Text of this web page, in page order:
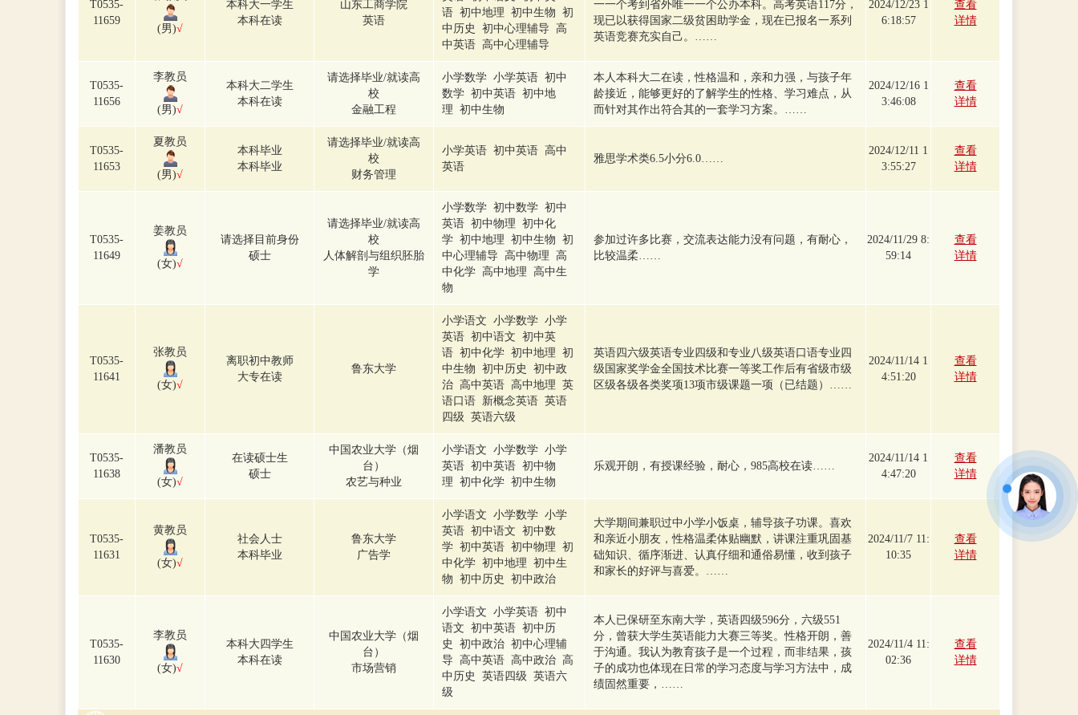
T0535-
11659
(男)√
本科大一学生
本科在读
山东工商学院
英语
语 初中地理 初中生物 初
中历史 初中心理辅导 高
中英语 高中心理辅导
一一个考到省外唯一一个公办本科。高考英语117分，
现已以获得国家二级贫困助学金，现在已报名一系列
英语竞赛充实自己。……
2024/12/23 1
6:18:57
查看
详情
T0535-
11656
李教员
(男)√
本科大二学生
本科在读
请选择毕业/就读高
校
金融工程
小学数学 小学英语 初中
数学 初中英语 初中地
理 初中生物
本人本科大二在读，性格温和，亲和力强，与孩子年
龄接近，能够更好的了解学生的性格、学习难点，从
而针对其作出符合其的一套学习方案。……
2024/12/16 1
3:46:08
查看
详情
T0535-
11653
夏教员
(男)√
本科毕业
本科毕业
请选择毕业/就读高
校
财务管理
小学英语 初中英语 高中
英语
雅思学术类6.5小分6.0……
2024/12/11 1
3:55:27
查看
详情
T0535-
11649
姜教员
(女)√
请选择目前身份
硕士
请选择毕业/就读高
校
人体解剖与组织胚胎
学
小学数学 初中数学 初中
英语 初中物理 初中化
学 初中地理 初中生物 初
中心理辅导 高中物理 高
中化学 高中地理 高中生
物
参加过许多比赛，交流表达能力没有问题，有耐心，
比较温柔……
2024/11/29 8:
59:14
查看
详情
T0535-
11641
张教员
(女)√
离职初中教师
大专在读
鲁东大学
小学语文 小学数学 小学
英语 初中语文 初中英
语 初中化学 初中地理 初
中生物 初中历史 初中政
治 高中英语 高中地理 英
语口语 新概念英语 英语
四级 英语六级
英语四六级英语专业四级和专业八级英语口语专业四
级国家奖学金全国技术比赛一等奖工作后有省级市级
区级各级各类奖项13项市级课题一项（已结题）……
2024/11/14 1
4:51:20
查看
详情
T0535-
11638
潘教员
(女)√
在读硕士生
硕士
中国农业大学（烟
台）
农艺与种业
小学语文 小学数学 小学
英语 初中英语 初中物
理 初中化学 初中生物
乐观开朗，有授课经验，耐心，985高校在读……
2024/11/14 1
4:47:20
查看
详情
T0535-
11631
黄教员
(女)√
社会人士
本科毕业
鲁东大学
广告学
小学语文 小学数学 小学
英语 初中语文 初中数
学 初中英语 初中物理 初
中化学 初中地理 初中生
物 初中历史 初中政治
大学期间兼职过中小学小饭桌，辅导孩子功课。喜欢
和亲近小朋友，性格温柔体贴幽默，讲课注重巩固基
础知识、循序渐进、认真仔细和通俗易懂，收到孩子
和家长的好评与喜爱。……
2024/11/7 11:
10:35
查看
详情
T0535-
11630
李教员
(女)√
本科大四学生
本科在读
中国农业大学（烟
台）
市场营销
小学语文 小学英语 初中
语文 初中英语 初中历
史 初中政治 初中心理辅
导 高中英语 高中政治 高
中历史 英语四级 英语六
级
本人已保研至东南大学，英语四级596分，六级551
分，曾获大学生英语能力大赛三等奖。性格开朗，善
于沟通。我认为教育孩子是一个过程，而非结果，孩
子的成功也体现在日常的学习态度与学习方法中，成
绩固然重要，……
2024/11/4 11:
02:36
查看
详情